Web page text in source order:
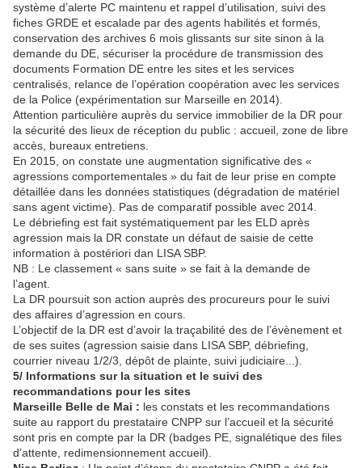
système d’alerte PC maintenu et rappel d’utilisation, suivi des
fiches GRDE et escalade par des agents habilités et formés,
conservation des archives 6 mois glissants sur site sinon à la
demande du DE, sécuriser la procédure de transmission des
documents Formation DE entre les sites et les services
centralisés, relance de l’opération coopération avec les services
de la Police (expérimentation sur Marseille en 2014).
Attention particulière auprès du service immobilier de la DR pour
la sécurité des lieux de réception du public : accueil, zone de libre
accès, bureaux entretiens.
En 2015, on constate une augmentation significative des «
agressions comportementales » du fait de leur prise en compte
détaillée dans les données statistiques (dégradation de matériel
sans agent victime). Pas de comparatif possible avec 2014.
Le débriefing est fait systématiquement par les ELD après
agression mais la DR constate un défaut de saisie de cette
information à postériori dan LISA SBP.
NB : Le classement « sans suite » se fait à la demande de
l’agent.
La DR poursuit son action auprès des procureurs pour le suivi
des affaires d’agression en cours.
L’objectif de la DR est d’avoir la traçabilité des de l’évènement et
de ses suites (agression saisie dans LISA SBP, débriefing,
courrier niveau 1/2/3, dépôt de plainte, suivi judiciaire...).
5/ Informations sur la situation et le suivi des
recommandations pour les sites
Marseille Belle de Mai : les constats et les recommandations
suite au rapport du prestataire CNPP sur l’accueil et la sécurité
sont pris en compte par la DR (badges PE, signalétique des files
d’attente, redimensionnement accueil).